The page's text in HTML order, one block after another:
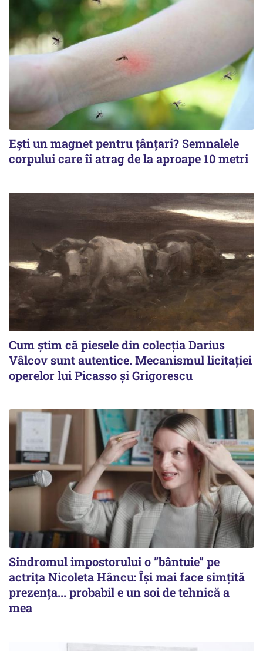
Ești un magnet pentru țânțari? Semnalele
corpului care îi atrag de la aproape 10 metri
Cum știm că piesele din colecția Darius
Vâlcov sunt autentice. Mecanismul licitației
operelor lui Picasso și Grigorescu
Sindromul impostorului o ”bântuie” pe
actrița Nicoleta Hâncu: Își mai face simțită
prezența... probabil e un soi de tehnică a
mea